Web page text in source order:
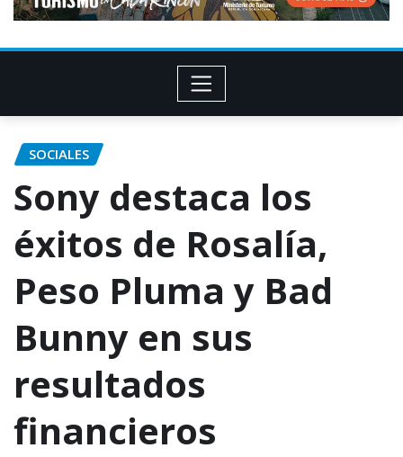
SOCIALES
Sony destaca los
éxitos de Rosalía,
Peso Pluma y Bad
Bunny en sus
resultados
financieros